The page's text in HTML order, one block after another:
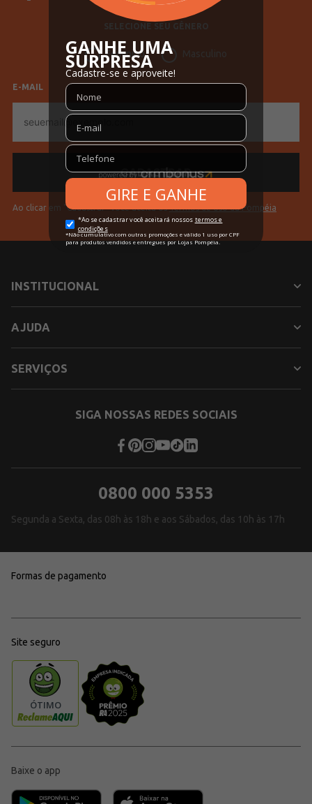
Vendido Por Lojas Pompéia
Código Completo 10112205177302
Gênero Feminino
Confecção Convencional
Adulto
Manga Curta
SELECIONE SEU GÊNERO
Feminino Masculino
E-MAIL
mail
Ao clicar em "Cadastrar" você aceita os Termos de Uso da Pompéia
INSTITUCIONAL
AJUDA
SERVIÇOS
SIGA NOSSAS REDES SOCIAIS
0800 000 5353
Segunda a Sexta, das 08h às 18h e aos Sábados, das 10h às 17h
Formas de pagamento
Site seguro
Baixe o app